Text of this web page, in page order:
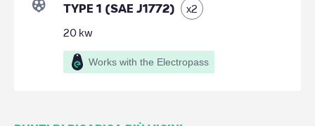
TYPE 1 (SAE J1772) x2
20 kw
Works with the Electropass